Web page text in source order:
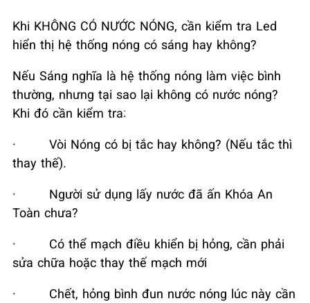
Khi KHÔNG CÓ NƯỚC NÓNG, cần kiểm tra Led
hiển thị hệ thống nóng có sáng hay không?
Nếu Sáng nghĩa là hệ thống nóng làm việc bình
thường, nhưng tại sao lại không có nước nóng?
Khi đó cần kiểm tra:
·
Vòi Nóng có bị tắc hay không? (Nếu tắc thì
thay thế).
·
Người sử dụng lấy nước đã ấn Khóa An
Toàn chưa?
·
Có thể mạch điều khiển bị hỏng, cần phải
sửa chữa hoặc thay thế mạch mới
·
Chết, hỏng bình đun nước nóng lúc này cần